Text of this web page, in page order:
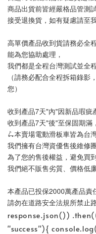
商品出貨前皆經嚴格品管測
接受退換貨，如有疑慮請至
高單價產品收到貨請務必全
能為您協助處理，
我們都是全程台灣測試並全
（請務必配合全程拆箱錄
您）
收到產品7天"內"因新品瑕
收到產品7天"後"至保固期
🛴本賣場電動滑板車皆為台
我們擁有台灣資優售後維修
為了您的售後權益，避免買
我們絕不販售劣質、價格低
本產品已投保2000萬產品責
請勿在道路安全法規所禁止
response.json())
"success"){